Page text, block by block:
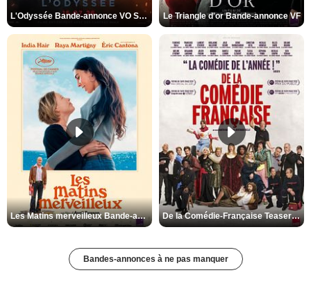
L'Odyssée Bande-annonce VO STFR Le Triangle d'or Bande-annonce VF
Les Matins merveilleux Bande-annonce VF De la Comédie-Française Teaser VF
Bandes-annonces à ne pas manquer